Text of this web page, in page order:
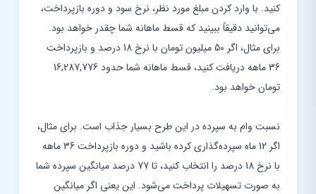
کنید. با وارد کردن مبلغ مورد نظر، نرخ سود و دوره بازپرداخت،
می‌توانید دقیقاً ببینید که قسط ماهانه شما چقدر خواهد بود.
برای مثال، اگر 50 میلیون تومان با نرخ 18 درصد و بازپرداخت
36 ماهه دریافت کنید، قسط ماهانه شما حدود 16,287,776
تومان خواهد بود.
نسبت وام به سپرده در این طرح بسیار جذاب است. برای مثال،
اگر 12 ماه سپرده‌گذاری کرده باشید و دوره بازپرداخت 36 ماهه
با نرخ 18 درصد را انتخاب کنید، تا 77 درصد میانگین سپرده شما
به صورت تسهیلات پرداخت می‌شود. این یعنی اگر میانگین